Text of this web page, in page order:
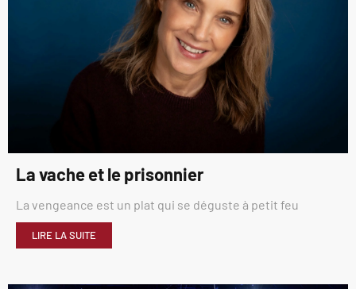
La vache et le prisonnier
La vengeance est un plat qui se déguste à petit feu
LIRE LA SUITE